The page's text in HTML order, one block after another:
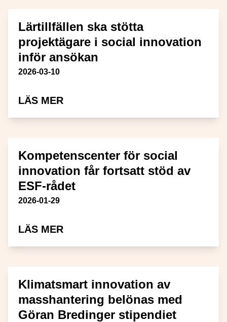
Lärtillfällen ska stötta
projektägare i social innovation
inför ansökan
Publiceringsdatum
2026-03-10
LÄS MEROM LÄRTILLFÄLLEN SKA
Kompetenscenter för social
innovation får fortsatt stöd av
ESF-rådet
Publiceringsdatum
2026-01-29
LÄS MEROM KOMPETENSCENTER FÖR
Klimatsmart innovation av
masshantering belönas med
Göran Bredinger stipendiet